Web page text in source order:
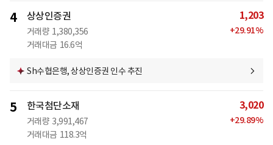
4 상상인증권
거래량 1,380,356
거래대금 16.6억
1,203
+29.91%
Sh수협은행, 상상인증권 인수 추진
5 한국첨단소재
거래량 3,991,467
거래대금 118.3억
3,020
+29.89%